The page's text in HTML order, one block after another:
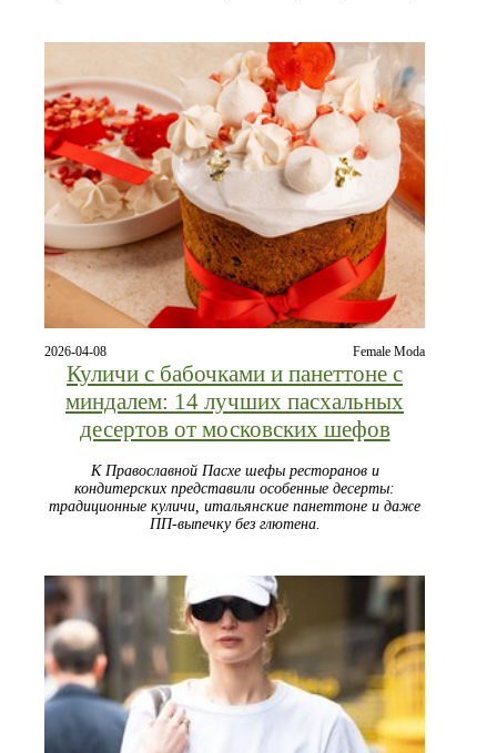
2026-04-08 Female Moda
Куличи с бабочками и панеттоне с
миндалем: 14 лучших пасхальных
десертов от московских шефов
К Православной Пасхе шефы ресторанов и
кондитерских представили особенные десерты:
традиционные куличи, итальянские панеттоне и даже
ПП-выпечку без глютена.